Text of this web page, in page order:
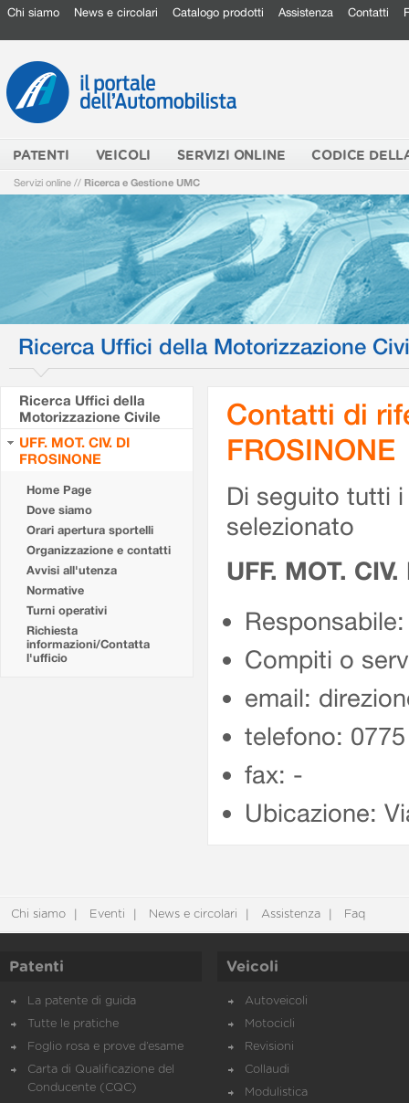
Chi siamo News e circolari Catalogo prodotti Assistenza Contatti
PATENTI VEICOLI SERVIZI ONLINE CODICE
Servizi online // Ricerca e Gestione UMC
Ricerca Uffici della Motorizzazione
Ricerca Uffici della
Motorizzazione Civile
UFF. MOT. CIV. DI
FROSINONE
Home Page
Dove siamo
Orari apertura sportelli
Organizzazione e contatti
Avvisi all'utenza
Normative
Turni operativi
Richiesta
informazioni/Contatta
l'ufficio
Contatti di
FROSINONE
Di seguito tutti
selezionato
UFF. MOT.
Compiti o
email:
telefono:
fax: -
Ubicazione:
Chi siamo Eventi News e circolari Assistenza Faq
Patenti
La patente di guida
Tutte le pratiche
Foglio rosa e prove d’esame
Carta di Qualificazione del
Conducente (CQC)
Veicoli
Autoveicoli
Motocicli
Revisioni
Collaudi
Modulistica